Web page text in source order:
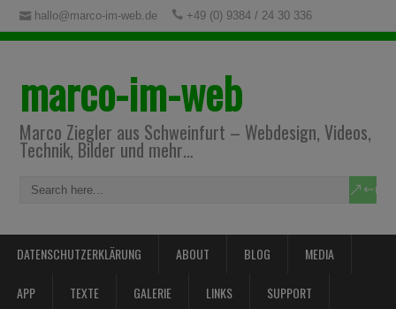
hallo@marco-im-web.de +49 (0) 9384 / 24 30 336
marco-im-web
Marco Ziegler aus Schweinfurt – Webdesign, Videos,
Technik, Bilder und mehr…
DATENSCHUTZERKLÄRUNG ABOUT BLOG MEDIA
APP TEXTE GALERIE LINKS SUPPORT